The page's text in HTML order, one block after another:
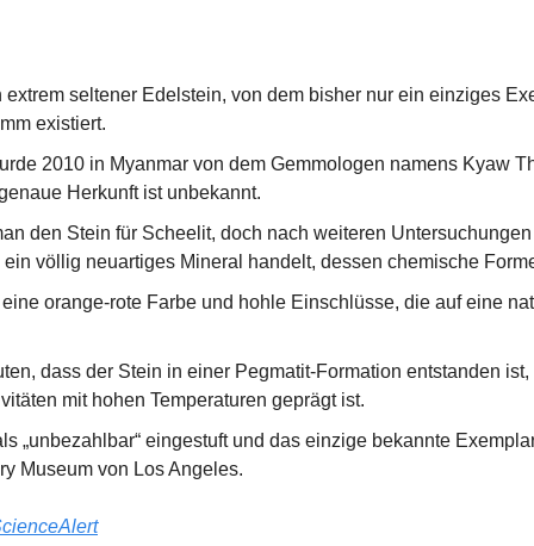
extrem seltener Edelstein, von dem bisher nur ein einziges
existiert.
2010 in Myanmar von dem Gemmologen namens Kyaw
Herkunft ist unbekannt.
den Stein für Scheelit, doch nach weiteren
völlig neuartiges Mineral handelt, dessen chemische
orange-rote Farbe und hohle Einschlüsse, die auf eine
dass der Stein in einer Pegmatit-Formation entstanden
mit hohen Temperaturen geprägt ist.
„unbezahlbar“ eingestuft und das einzige bekannte
Museum von Los Angeles.